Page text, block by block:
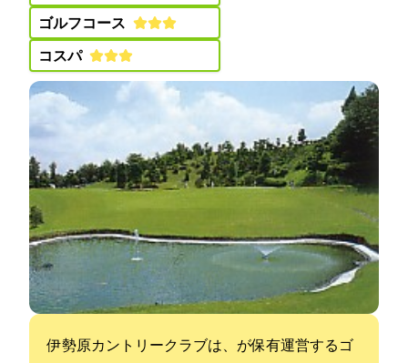
ゴルフコース:
コスパ:
伊勢原カントリークラブは、PGMが保有運営するゴ